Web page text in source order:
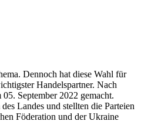
Dennoch hat diese Wahl für
Handelspartner. Nach
September 2022 gemacht.
Landes und stellten die Parteien
Föderation und der Ukraine